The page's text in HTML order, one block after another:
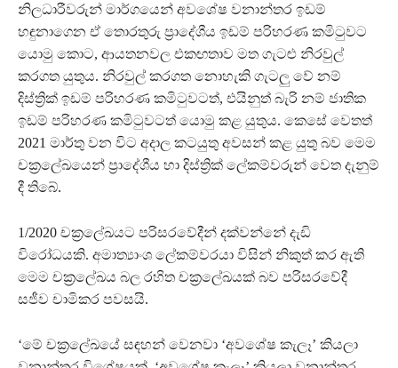
නිලධාරීවරුන් මාර්ගයෙන් අවශේෂ වනාන්තර ඉඩම්
හඳුනාගෙන ඒ තොරතුරු ප්‍රාදේශීය ඉඩම් පරිහරණ කමිටුවට
යොමු කොට, ආයතනවල එකඟතාව මත ගැටළු නිරවුල්
කරගත යුතුය. නිරවුල් කරගත නොහැකි ගැටලු වේ නම්
දිස්ත්‍රික් ඉඩම් පරිහරණ කමිටුවටත්, එයිනුත් බැරි නම් ජාතික
ඉඩම් පරිහරණ කමිටුවටත් යොමු කළ යුතුය. කෙසේ වෙතත්
2021 මාර්තු වන විට අදාල කටයුතු අවසන් කළ යුතු බව මෙම
චක්‍රලේඛයෙන් ප්‍රාදේශීය හා දිස්ත්‍රික් ලේකම්වරුන් වෙත දැනුම්
දී තිබේ.
1/2020 චක්‍රලේඛයට පරිසරවේදීන් දක්වන්නේ දැඩි
විරෝධයකි. අමාත්‍යාංශ ලේකම්වරයා විසින් නිකුත් කර ඇති
මෙම චක්‍රලේඛය බල රහිත චක්‍රලේඛයක් බව පරිසරවේදී
සජීව චාමිකර පවසයි.
‘මේ චක්‍රලේඛයේ සඳහන් වෙනවා ‘අවශේෂ කැලෑ’ කියලා